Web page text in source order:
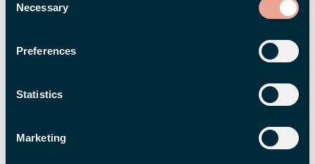
Selection
Necessary
Preferences
Statistics
Marketing
lättöverskådliga grafer.
Med den nya integrationen mellan Flex
har målet varit att ta smidigheten och
överblicken till nästa nivå genom att göra
resultaten av pulsmätningarna tillgängliga i
dashboarden i Flex HRM. På det här sättet